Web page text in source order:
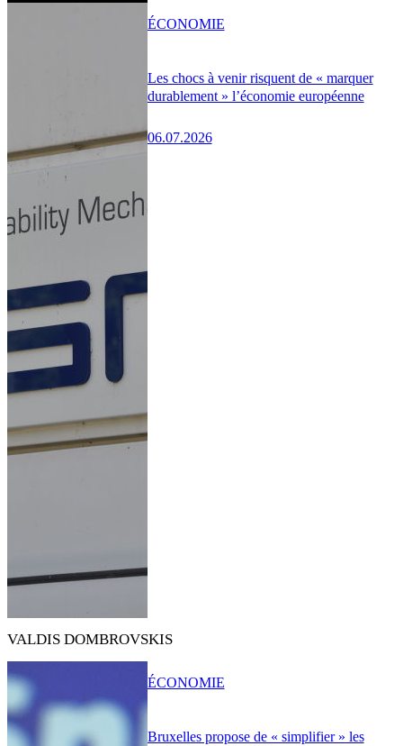
Les chocs à venir risquent de « marquer
durablement » l’économie européenne
06.07.2026
ÉCONOMIE
VALDIS DOMBROVSKIS
Bruxelles propose de « simplifier » les
ÉCONOMIE